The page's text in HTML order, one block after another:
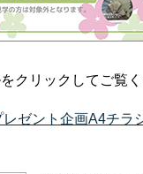
クリックしてご覧く
ゼント企画A4チラ